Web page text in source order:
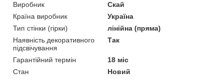
Виробник
Скай
Країна виробник
Україна
Тип стінки (гірки)
лінійна (пряма)
Наявність декоративного
підсвічування
Так
Гарантійний термін
18 міс
Стан
Новий